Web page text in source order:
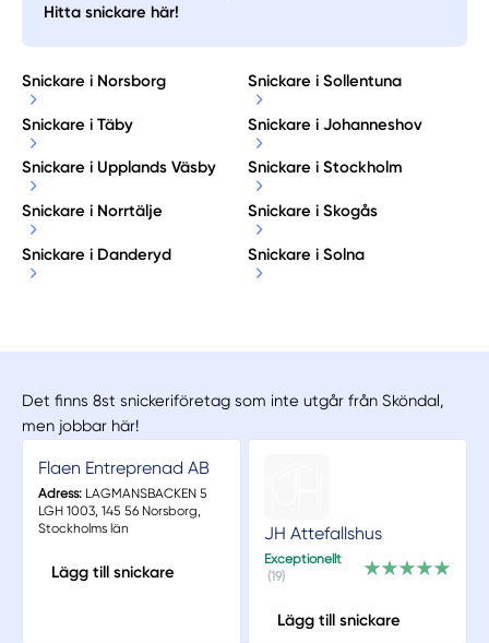
Hitta snickare här!
Snickare i Norsborg Snickare i Sollentuna
Snickare i Täby Snickare i Johanneshov
Snickare i Upplands Väsby Snickare i Stockholm
Snickare i Norrtälje Snickare i Skogås
Snickare i Danderyd Snickare i Solna
Det finns 8st snickeriföretag som inte utgår från Sköndal,
men jobbar här!
Flaen Entreprenad AB
Adress:LAGMANSBACKEN 5
LGH 1003, 145 56 Norsborg,
Stockholms län
Lägg till snickare
JH Attefallshus
Exceptionellt
(19)
Lägg till snickare